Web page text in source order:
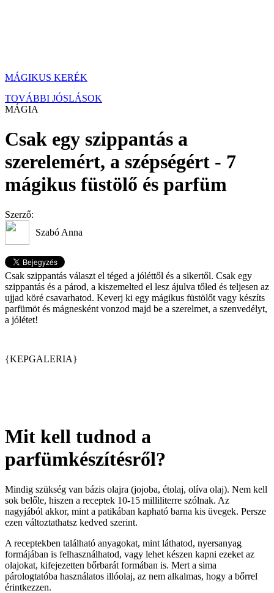
MÁGIKUS KERÉK
TOVÁBBI JÓSLÁSOK
MÁGIA
Csak egy szippantás a
szerelemért, a szépségért - 7
mágikus füstölő és parfüm
Szerző:
Szabó Anna
Csak szippantás választ el téged a jóléttől és a sikertől. Csak egy
szippantás és a párod, a kiszemelted el lesz ájulva tőled és teljesen az
ujjad köré csavarhatod. Keverj ki egy mágikus füstölőt vagy készíts
parfümöt és mágnesként vonzod majd be a szerelmet, a szenvedélyt,
a jólétet!
{KEPGALERIA}
Mit kell tudnod a
parfümkészítésről?
Mindig szükség van bázis olajra (jojoba, étolaj, olíva olaj). Nem kell
sok belőle, hiszen a receptek 10-15 milliliterre szólnak. Az
nagyjából akkor, mint a patikában kapható barna kis üvegek. Persze
ezen változtathatsz kedved szerint.
A receptekben található anyagokat, mint láthatod, nyersanyag
formájában is felhasználhatod, vagy lehet készen kapni ezeket az
olajokat, kifejezetten bőrbarát formában is. Mert a sima
párologtatóba használatos illóolaj, az nem alkalmas, hogy a bőrrel
érintkezzen.